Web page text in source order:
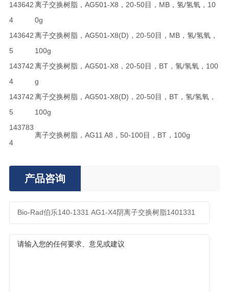
143642
4
离子交换树脂，AG501-X8，20-50目，MB，氢/氢氧，10
0g
143642
5
离子交换树脂，AG501-X8(D)，20-50目，MB，氢/氢氧，
100g
143742
4
离子交换树脂，AG501-X8，20-50目，BT，氢/氢氧，100
g
143742
5
离子交换树脂，AG501-X8(D)，20-50目，BT，氢/氢氧，
100g
143783
4
离子交换树脂，AG11 A8，50-100目，BT，100g
产品咨询